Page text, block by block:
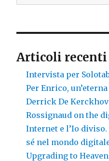
Articoli recenti
Intervista per
Per Enrico,
Derrick De
Rossignaud on the
Internet e l’Io
sé nel mondo
Upgrading to Heaven